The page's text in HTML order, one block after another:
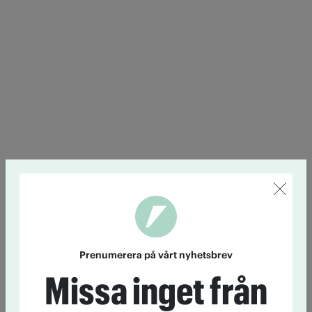
Prenumerera på vårt nyhetsbrev
Missa inget från